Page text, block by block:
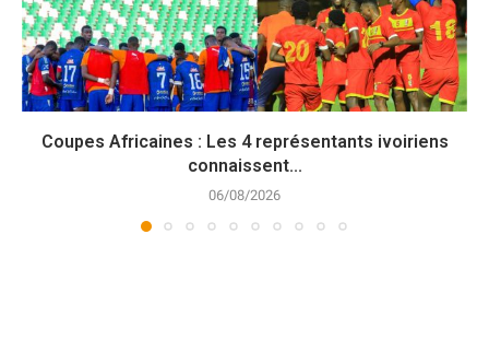
Coupes Africaines : Les 4 représentants ivoiriens
connaissent...
06/08/2026